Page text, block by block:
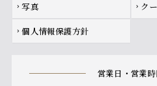
chevron_right 写真 chevron_right
chevron_right 個人情報保護方針
営業日・営業